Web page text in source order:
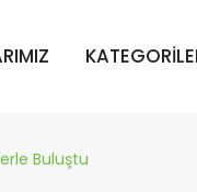
Buluştu